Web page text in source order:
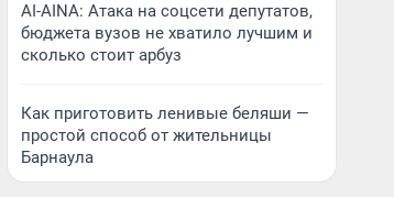
AI-AINA: Атака на соцсети депутатов,
бюджета вузов не хватило лучшим и
сколько стоит арбуз
Как приготовить ленивые беляши —
простой способ от жительницы
Барнаула